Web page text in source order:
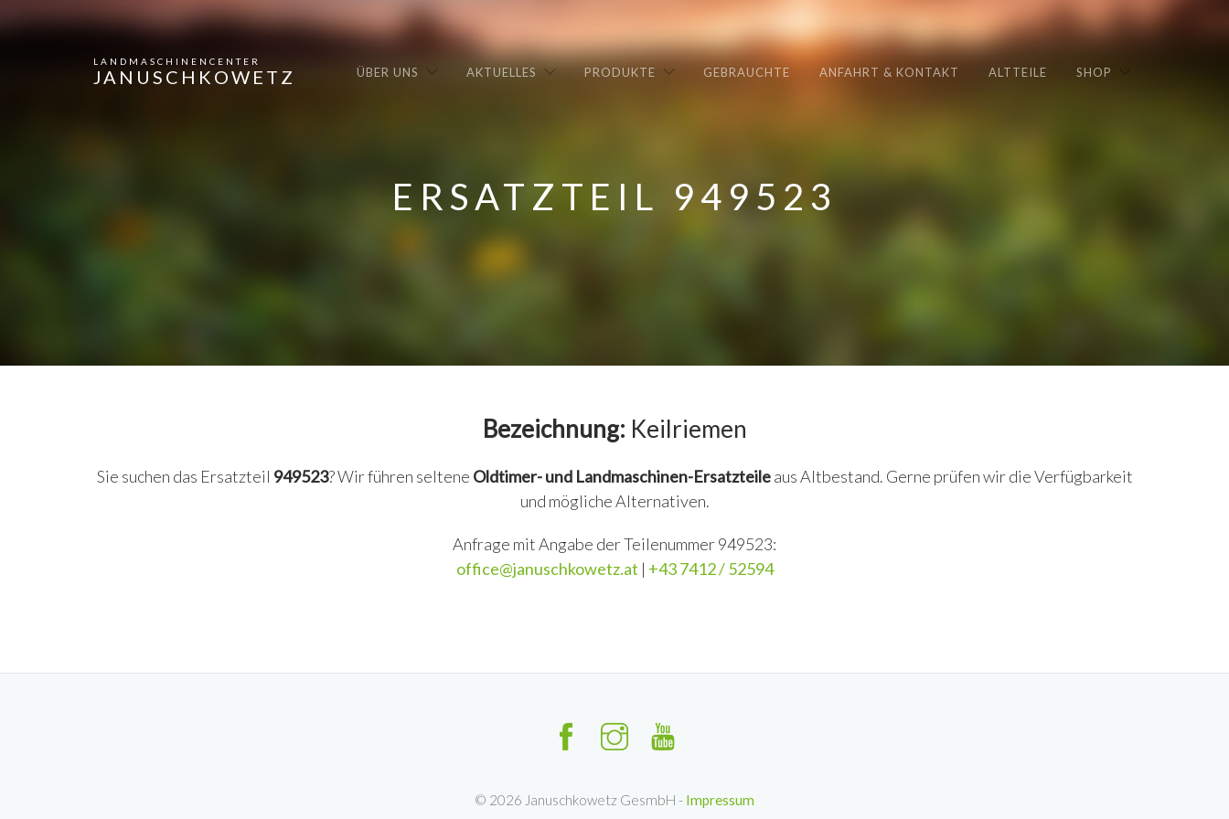
LANDMASCHINENCENTER
JANUSCHKOWETZ ÜBER UNS AKTUELLES PRODUKTE GEBRAUCHTE ANFAHRT & KONTAKT ALTTEILE SHOP
ERSATZTEIL 949523
Bezeichnung: Keilriemen
Sie suchen das Ersatzteil 949523? Wir führen seltene Oldtimer- und Landmaschinen-Ersatzteileaus Altbestand. Gerne prüfen wir die Verfügbarkeit
und mögliche Alternativen.
Anfrage mit Angabe der Teilenummer 949523:
office@januschkowetz.at | +43 7412 / 52594
© 2026 Januschkowetz GesmbH - Impressum